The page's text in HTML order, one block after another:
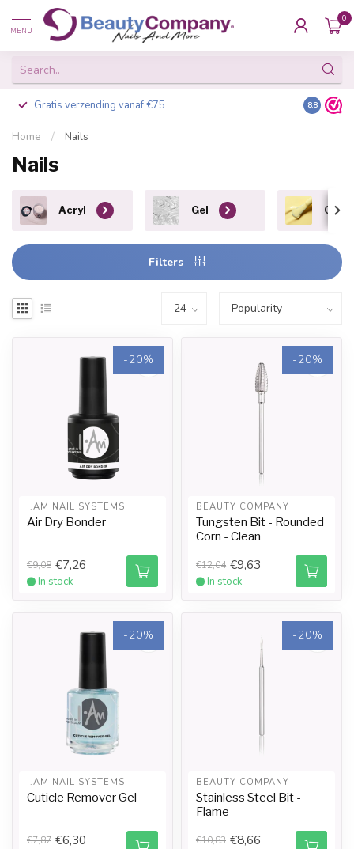
MENU
0
Gratis verzending vanaf €75 Besteld
8.8
Home / Nails
Nails
Acryl Gel Gel
Filters
-20%
I.AM NAIL SYSTEMS
Air Dry Bonder
€9,08 €7,26
In stock
-20%
BEAUTY COMPANY
Tungsten Bit - Rounded
Corn - Clean
€12,04 €9,63
In stock
-20%
I.AM NAIL SYSTEMS
Cuticle Remover Gel
€7,87 €6,30
-20%
BEAUTY COMPANY
Stainless Steel Bit -
Flame
€10,83 €8,66